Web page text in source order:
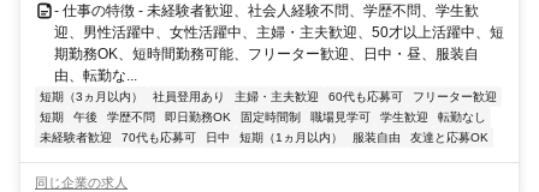
- 仕事の特徴 - 未経験者歓迎、社会人経験不問、学歴不問、学生歓
迎、男性活躍中、女性活躍中、主婦・主夫歓迎、50才以上活躍中、短
期勤務OK、短時間勤務可能、フリーター歓迎、日中・昼、服装自
由、転勤な...
短期（3ヵ月以内） 社員登用あり 主婦・主夫歓迎 60代も応募可
フリーター歓迎
短期
午後 学歴不問 即日勤務OK 固定時間制 職場見学可 学生歓迎
転勤なし
未経験者歓迎
70代も応募可 日中 短期（1ヵ月以内） 服装自由 友達と応募OK
同じ企業の求人